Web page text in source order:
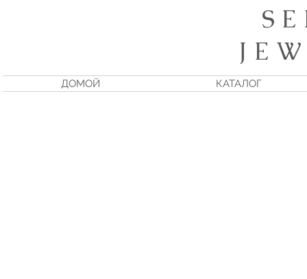
S
J E
ДОМОЙ КАТАЛОГ